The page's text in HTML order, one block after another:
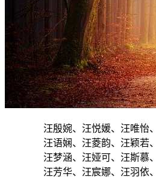
汪殷婉、汪悦媛、汪唯怡
汪语娴、汪菱韵、汪颖若
汪梦涵、汪娅可、汪斯慕
汪芳华、汪宸娜、汪羽依